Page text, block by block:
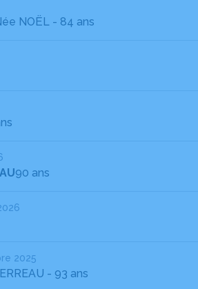
NOËL - 84 ans
90 ans
2025
- 93 ans